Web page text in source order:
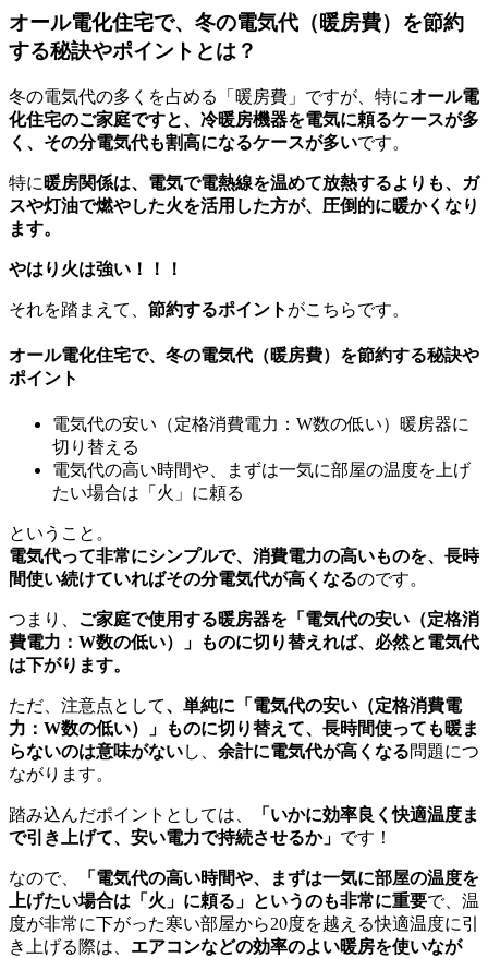
オール電化住宅で、冬の電気代（暖房費）を節約
する秘訣やポイントとは？
冬の電気代の多くを占める「暖房費」ですが、特にオール電
化住宅のご家庭ですと、冷暖房機器を電気に頼るケースが多
く、その分電気代も割高になるケースが多いです。
特に 暖房関係は、電気で電熱線を温めて放熱するよりも、ガ
スや灯油で燃やした火を活用した方が、圧倒的に暖かくなり
ます。
やはり火は強い！！！
それを踏まえて、 節約するポイント がこちらです。
オール電化住宅で、冬の電気代（暖房費）を節約する秘訣や
ポイント
電気代の安い（定格消費電力：W数の低い）暖房器に
切り替える
電気代の高い時間や、まずは一気に部屋の温度を上げ
たい場合は「火」に頼る
ということ。
電気代って非常にシンプルで、消費電力の高いものを、長時
間使い続けていればその分電気代が高くなるのです。
つまり、 ご家庭で使用する暖房器を「電気代の安い（定格消
費電力：W数の低い）」ものに切り替えれば、必然と電気代
は下がります。
ただ、注意点として、単純に「電気代の安い（定格消費電
力：W数の低い）」ものに切り替えて、長時間使っても暖ま
らないのは意味がないし、 余計に電気代が高くなる問題につ
ながります。
踏み込んだポイントとしては、
「いかに効率良く快適温度ま
で引き上げて、安い電力で持続させるか」 です！
なので、
「電気代の高い時間や、まずは一気に部屋の温度を
上げたい場合は「火」に頼る」というのも非常に重要で、温
度が非常に下がった寒い部屋から20度を越える快適温度に引
き上げる際は、 エアコンなどの効率のよい暖房を使いなが